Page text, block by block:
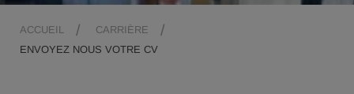
ACCUEIL
CARRIÈRE
ENVOYEZ NOUS VOTRE CV